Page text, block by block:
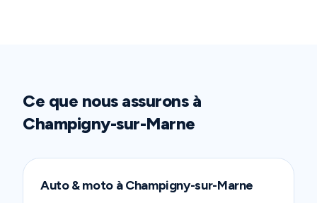
Ce que nous assurons à
Champigny-sur-Marne
Auto & moto àChampigny-sur-Marne